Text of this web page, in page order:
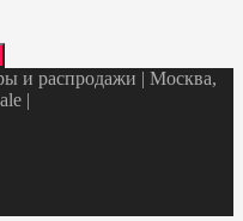
и распродажи | Москва,
|